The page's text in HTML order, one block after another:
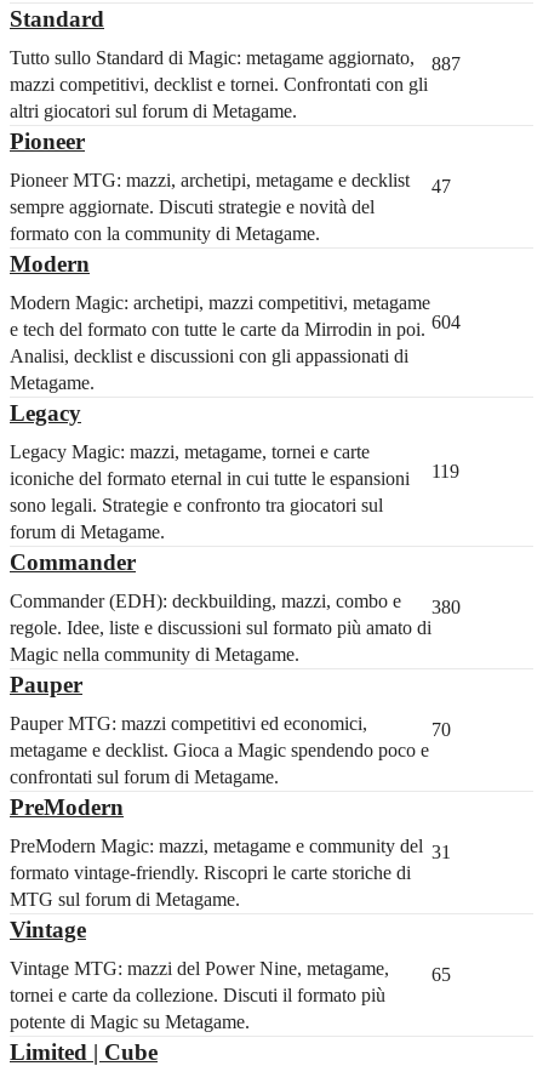
Standard
Tutto sullo Standard di Magic: metagame aggiornato,
mazzi competitivi, decklist e tornei. Confrontati con gli
altri giocatori sul forum di Metagame.
887
Pioneer
Pioneer MTG: mazzi, archetipi, metagame e decklist
sempre aggiornate. Discuti strategie e novità del
formato con la community di Metagame.
47
Modern
Modern Magic: archetipi, mazzi competitivi, metagame
e tech del formato con tutte le carte da Mirrodin in poi.
Analisi, decklist e discussioni con gli appassionati di
Metagame.
604
Legacy
Legacy Magic: mazzi, metagame, tornei e carte
iconiche del formato eternal in cui tutte le espansioni
sono legali. Strategie e confronto tra giocatori sul
forum di Metagame.
119
Commander
Commander (EDH): deckbuilding, mazzi, combo e
regole. Idee, liste e discussioni sul formato più amato di
Magic nella community di Metagame.
380
Pauper
Pauper MTG: mazzi competitivi ed economici,
metagame e decklist. Gioca a Magic spendendo poco e
confrontati sul forum di Metagame.
70
PreModern
PreModern Magic: mazzi, metagame e community del
formato vintage-friendly. Riscopri le carte storiche di
MTG sul forum di Metagame.
31
Vintage
Vintage MTG: mazzi del Power Nine, metagame,
tornei e carte da collezione. Discuti il formato più
potente di Magic su Metagame.
65
Limited | Cube